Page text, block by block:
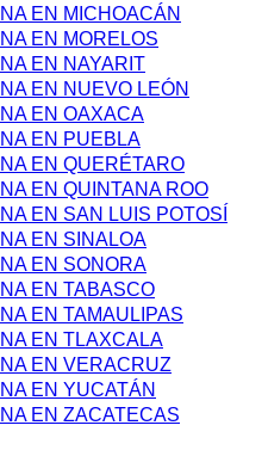
EN MICHOACÁN
EN MORELOS
EN NAYARIT
EN NUEVO LEÓN
EN OAXACA
EN PUEBLA
EN QUERÉTARO
EN QUINTANA ROO
EN SAN LUIS POTOSÍ
EN SINALOA
EN SONORA
EN TABASCO
EN TAMAULIPAS
EN TLAXCALA
EN VERACRUZ
EN YUCATÁN
EN ZACATECAS